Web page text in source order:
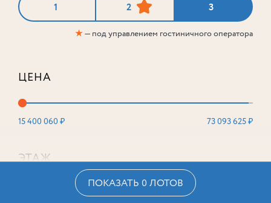
1 2 3
★— под управлением гостиничного оператора
ЦЕНА
15 400 060 ₽ 73 093 625 ₽
ЭТАЖ
ПОКАЗАТЬ 0 ЛОТОВ